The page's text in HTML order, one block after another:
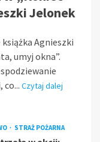
Jelonek
Agnieszki
umyj okna”.
co... Czytaj dalej
STRAŻ POŻARNA